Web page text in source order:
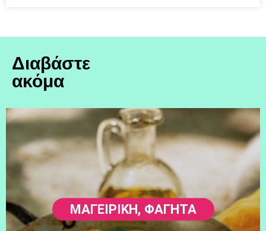
Διαβάστε
ακόμα
ΜΑΓΕΙΡΙΚΗ, ΦΑΓΗΤΆ